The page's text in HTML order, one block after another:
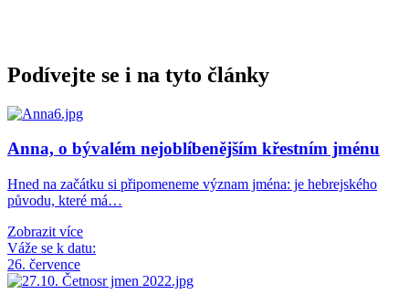
Podívejte se i na tyto články
Anna, o bývalém nejoblíbenějším křestním jménu
Hned na začátku si připomeneme význam jména: je hebrejského
původu, které má…
Zobrazit více
Váže se k datu:
26. července